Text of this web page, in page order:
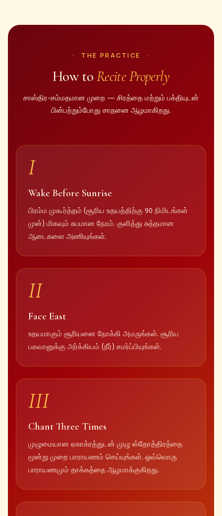
THE PRACTICE
How to Recite Properly
சாஸ்திர-சம்மதமான முறை — சிரத்தை மற்றும் பக்தியுடன்
பின்பற்றும்போது சாதனை ஆழமாகிறது.
I
Wake Before Sunrise
பிரம்ம முகூர்த்தம் (சூரிய உதயத்திற்கு 90 நிமிடங்கள்
முன்) மிகவும் சுபமான நேரம். குளித்து சுத்தமான
ஆடைகளை அணியுங்கள்.
II
Face East
உதயமாகும் சூரியனை நோக்கி அமருங்கள். சூரிய
பகவானுக்கு அர்க்கியம் (நீர்) சமர்ப்பியுங்கள்.
III
Chant Three Times
முழுமையான ஏகாக்ரத்துடன் முழு ஸ்தோத்திரத்தை
மூன்று முறை பாராயணம் செய்யுங்கள். ஒவ்வொரு
பாராயணமும் தாக்கத்தை ஆழமாக்குகிறது.